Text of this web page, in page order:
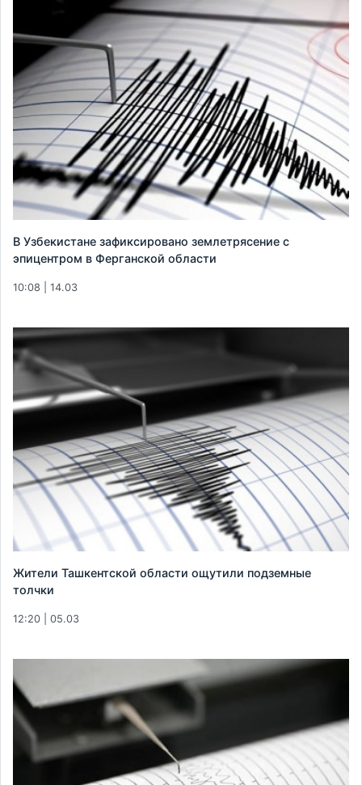
В Узбекистане зафиксировано землетрясение с
эпицентром в Ферганской области
10:08 | 14.03
Жители Ташкентской области ощутили подземные
толчки
12:20 | 05.03